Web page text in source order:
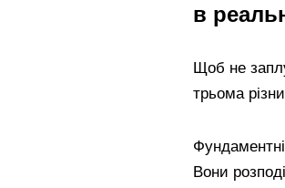
в
Щоб не
трьома
Вони